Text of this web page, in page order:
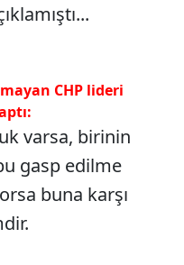
CHP lideri
varsa, birinin
gasp edilme
buna karşı